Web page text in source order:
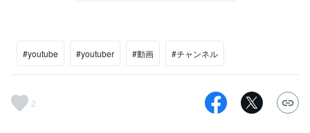
#youtube #youtuber #動画 #チャンネル
2